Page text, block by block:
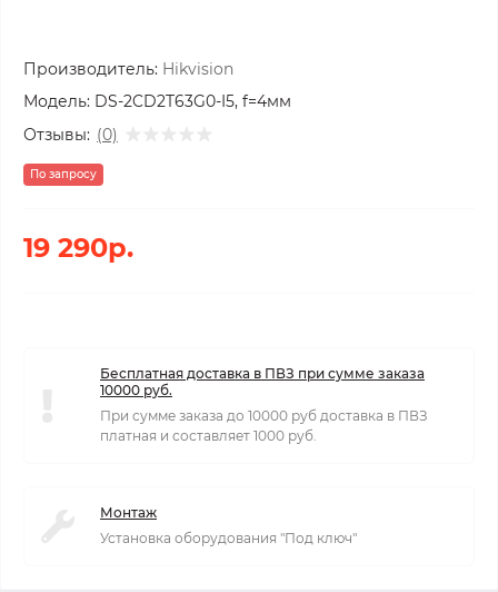
Производитель: Hikvision
Модель: DS-2CD2T63G0-I5, f=4мм
Отзывы: (0)
По запросу
19 290р.
Бесплатная доставка в ПВЗ при сумме заказа
10000 руб.
При сумме заказа до 10000 руб доставка в ПВЗ
платная и составляет 1000 руб.
Монтаж
Установка оборудования "Под ключ"